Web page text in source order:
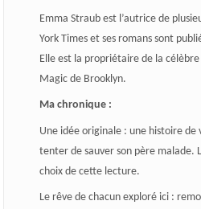
Emma Straub est l’autrice de
York Times et ses romans sont
Elle est la propriétaire de la
Magic de Brooklyn.
Ma chronique :
Une idée originale : une histoire de
tenter de sauver son père malade.
choix de cette lecture.
Le rêve de chacun exploré ici :